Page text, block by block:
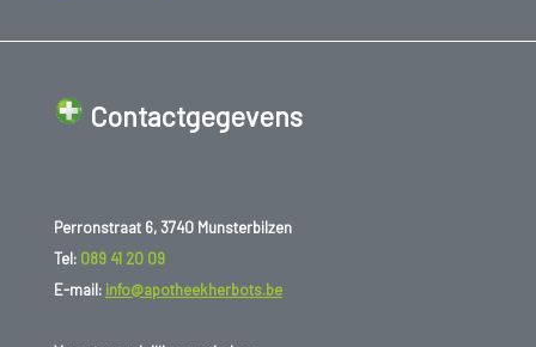
Contactgegevens
Perronstraat 6, 3740 Munsterbilzen
Tel: 089 41 20 09
E-mail: info@apotheekherbots.be